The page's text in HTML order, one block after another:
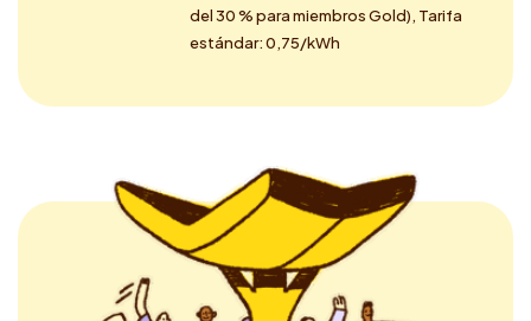
del 30 % para miembros Gold), Tarifa
estándar: 0,75/kWh